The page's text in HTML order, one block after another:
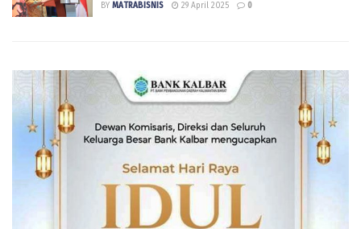
BY MATRABISNIS 29 April 2025 0